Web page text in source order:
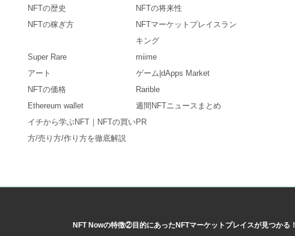
NFTの歴史
NFTの将来性
NFTの稼ぎ方
NFTマーケットプレイスラン
キング
Super Rare
miime
アート
ゲーム|dApps Market
NFTの価格
Rarible
Ethereum wallet
週間NFTニュースまとめ
イチから学ぶNFT｜NFTの買い
方/売り方/作り方を徹底解説
PR
NFT Nowの特徴②目的にあったNFTマーケットプレイスが見つかる！